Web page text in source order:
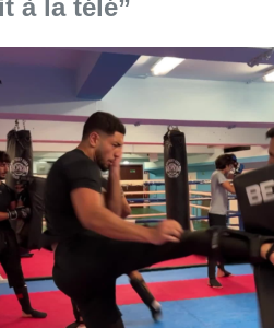
l'article "Un nouveau club de
Hanssens
de plus en